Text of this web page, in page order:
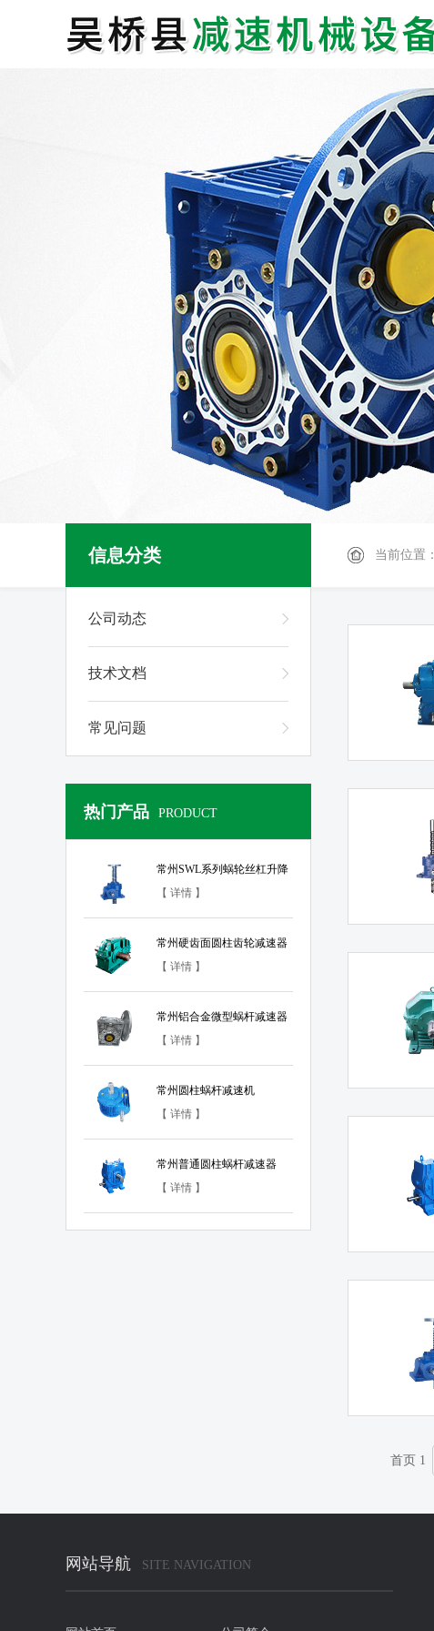
当前位置：
信息分类
公司动态
技术文档
常见问题
热门产品 PRODUCT
常州SWL系列蜗轮丝杠升降
机【 详情 】
常州硬齿面圆柱齿轮减速器
【 详情 】
常州铝合金微型蜗杆减速器
【 详情 】
常州圆柱蜗杆减速机
【 详情 】
常州普通圆柱蜗杆减速器
【 详情 】
首页 1
网站导航 SITE NAVIGATION